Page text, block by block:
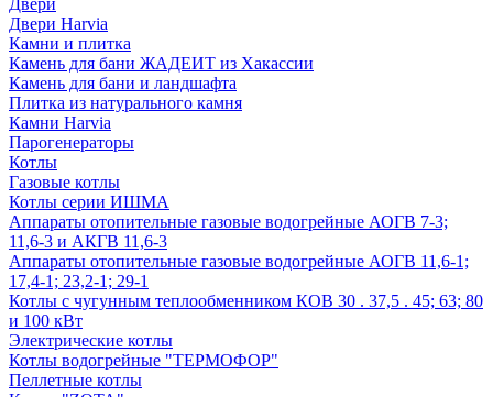
Двери
Двери Harvia
Камни и плитка
Камень для бани ЖАДЕИТ из Хакассии
Камень для бани и ландшафта
Плитка из натурального камня
Камни Harvia
Парогенераторы
Котлы
Газовые котлы
Котлы серии ИШМА
Аппараты отопительные газовые водогрейные АОГВ 7-3;
11,6-3 и АКГВ 11,6-3
Аппараты отопительные газовые водогрейные АОГВ 11,6-1;
17,4-1; 23,2-1; 29-1
Котлы с чугунным теплообменником КОВ 30 . 37,5 . 45; 63; 80
и 100 кВт
Электрические котлы
Котлы водогрейные "ТЕРМОФОР"
Пеллетные котлы